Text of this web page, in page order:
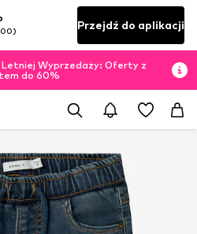
Przejdź do aplikacji
Letniej Wyprzedaży: Oferty z
do 60%